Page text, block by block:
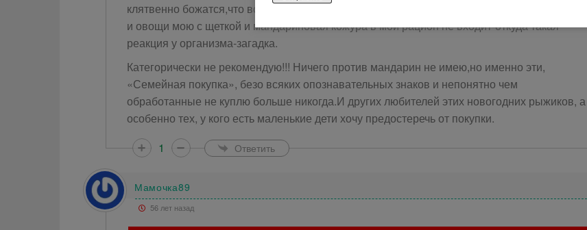
клятвенно божатся,что вся бяка остается только в шкурке. С учетом того,что я все фрукты
и овощи мою с щеткой и мандариновая кожура в мой рацион не входит-откуда такая
реакция у организма-загадка.
Категорически не рекомендую!!! Ничего против мандарин не имею,но именно эти,
«Семейная покупка», безо всяких опознавательных знаков и непонятно чем
обработанные не куплю больше никогда.И других любителей этих новогодних рыжиков, а
особенно тех, у кого есть маленькие дети хочу предостеречь от покупки.
1
Ответить
Мамочка89
56 лет назад